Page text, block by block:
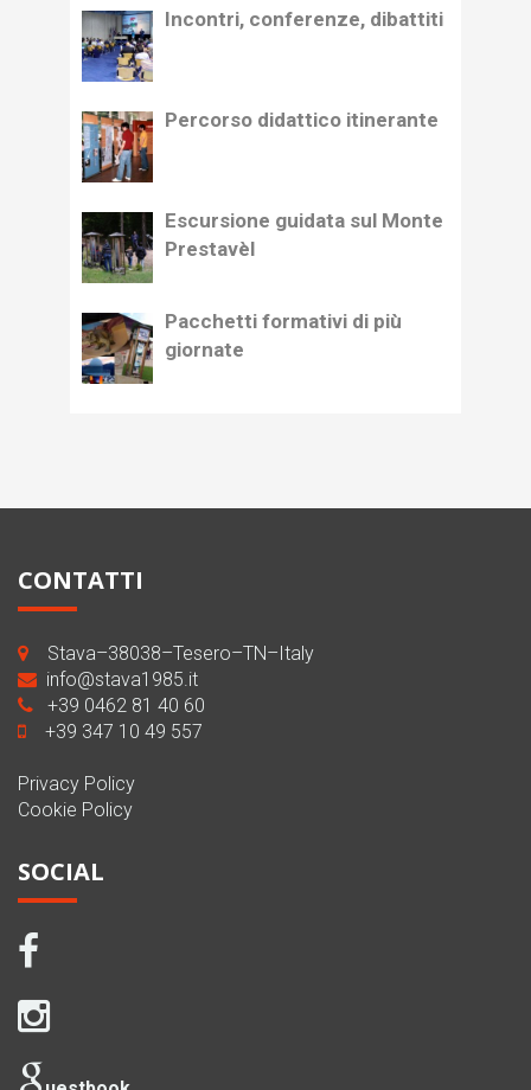
Incontri, conferenze, dibattiti
Percorso didattico itinerante
Escursione guidata sul Monte
Prestavèl
Pacchetti formativi di più
giornate
CONTATTI
Stava–38038–Tesero–TN–Italy
info@stava1985.it
+39 0462 81 40 60
+39 347 10 49 557
Privacy Policy
Cookie Policy
SOCIAL